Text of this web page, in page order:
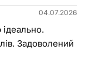
04.07.2026
ідеально.
Задоволений